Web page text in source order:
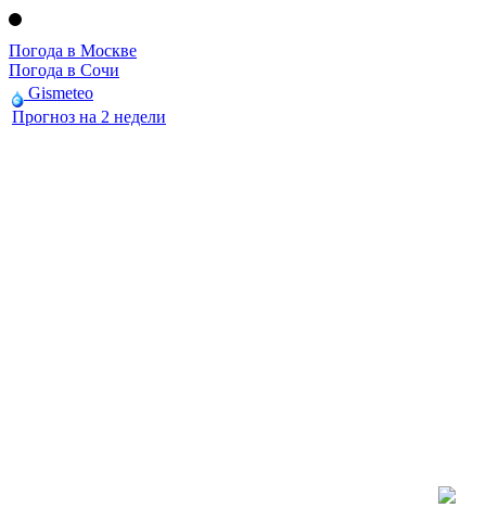
Погода в Москве
Погода в Сочи
Gismeteo
Прогноз на 2 недели